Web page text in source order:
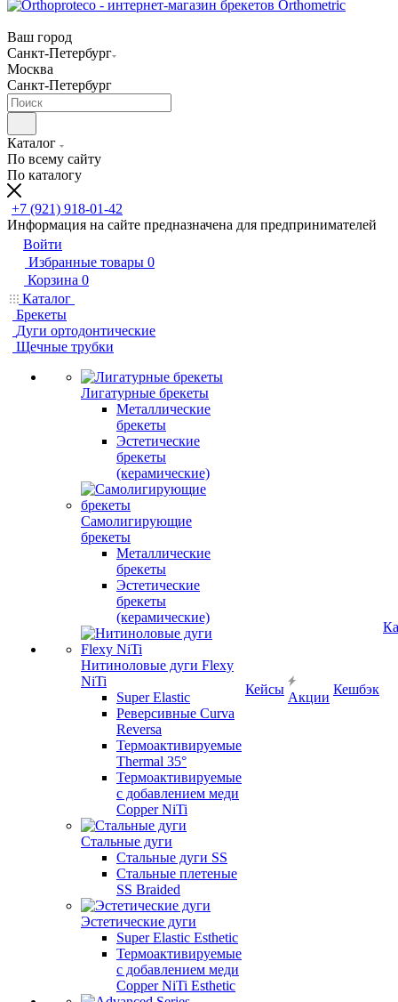
Ваш город
Санкт-Петербург
Москва
Санкт-Петербург
Каталог
По всему сайту
По каталогу
+7 (921) 918-01-42
Информация на сайте предназначена для предпринимателей
Войти
Избранные товары 0
Корзина 0
Каталог
Брекеты
Дуги ортодонтические
Щечные трубки
Лигатурные брекеты
Металлические
брекеты
Эстетические
брекеты
(керамические)
Самолигирующие
брекеты
Металлические
брекеты
Эстетические
брекеты
(керамические)
Нитиноловые дуги Flexy
NiTi
Super Elastic
Реверсивные Curva
Reversa
Термоактивируемые
Thermal 35°
Термоактивируемые
с добавлением меди
Copper NiTi
Стальные дуги
Стальные дуги SS
Стальные плетеные
SS Braided
Эстетические дуги
Super Elastic Esthetic
Термоактивируемые
с добавлением меди
Copper NiTi Esthetic
Кейсы
Акции
Кешбэк